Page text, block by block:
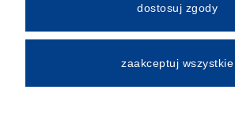
Numer konta bankowego
All Rights Reserved © 2026
dostosuj zgody
zaakceptuj wszystkie